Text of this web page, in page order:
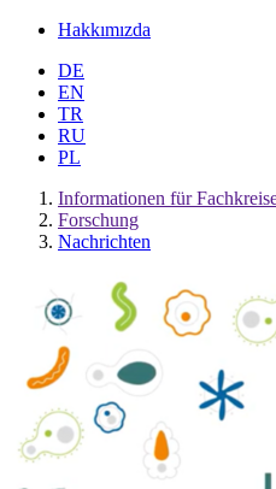
Hakkımızda
DE
EN
TR
RU
PL
Informationen für
Forschung
Nachrichten